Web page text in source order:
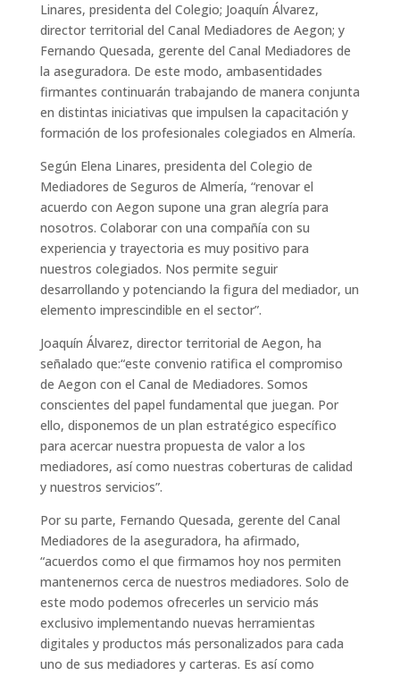
Linares, presidenta del Colegio; Joaquín Álvarez,
director territorial del Canal Mediadores de Aegon; y
Fernando Quesada, gerente del Canal Mediadores de
la aseguradora. De este modo, ambasentidades
firmantes continuarán trabajando de manera conjunta
en distintas iniciativas que impulsen la capacitación y
formación de los profesionales colegiados en Almería.
Según Elena Linares, presidenta del Colegio de
Mediadores de Seguros de Almería, “renovar el
acuerdo con Aegon supone una gran alegría para
nosotros. Colaborar con una compañía con su
experiencia y trayectoria es muy positivo para
nuestros colegiados. Nos permite seguir
desarrollando y potenciando la figura del mediador, un
elemento imprescindible en el sector”.
Joaquín Álvarez, director territorial de Aegon, ha
señalado que:“este convenio ratifica el compromiso
de Aegon con el Canal de Mediadores. Somos
conscientes del papel fundamental que juegan. Por
ello, disponemos de un plan estratégico específico
para acercar nuestra propuesta de valor a los
mediadores, así como nuestras coberturas de calidad
y nuestros servicios”.
Por su parte, Fernando Quesada, gerente del Canal
Mediadores de la aseguradora, ha afirmado,
“acuerdos como el que firmamos hoy nos permiten
mantenernos cerca de nuestros mediadores. Solo de
este modo podemos ofrecerles un servicio más
exclusivo implementando nuevas herramientas
digitales y productos más personalizados para cada
uno de sus mediadores y carteras. Es así como